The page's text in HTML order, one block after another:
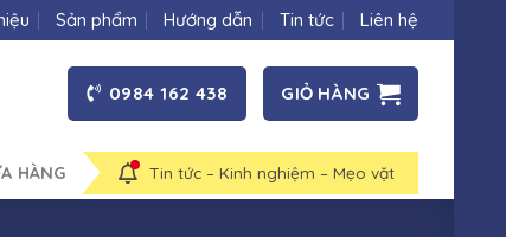
Sản phẩm Hướng dẫn Tin tức Liên hệ
0984 162 438 GIỎ HÀNG
HÀNG Tin tức – Kinh nghiệm – Mẹo vặt